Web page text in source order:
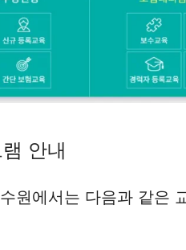
안내
원에서는 다음과 같은